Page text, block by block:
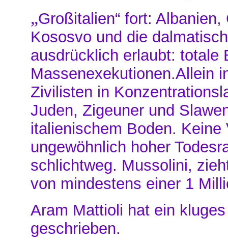
„Großitalien“ fort:
Kososvo und die
ausdrücklich erlaubt: totale
Massenexekutionen.Allein
Zivilisten in
Juden, Zigeuner und
italienischem Boden.
ungewöhnlich hoher
schlichtweg. Mussolini,
von mindestens einer 1
Aram Mattioli hat ein
geschrieben.